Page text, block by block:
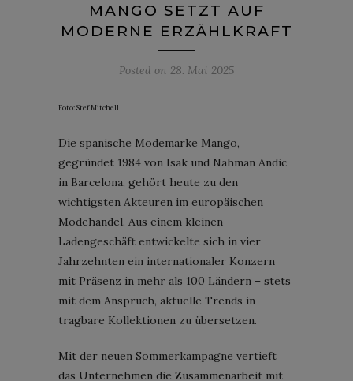
MANGO SETZT AUF
MODERNE ERZÄHLKRAFT
Posted on 28. Mai 2025
Foto: Stef Mitchell
Die spanische Modemarke Mango,
gegründet 1984 von Isak und Nahman Andic
in Barcelona, gehört heute zu den
wichtigsten Akteuren im europäischen
Modehandel. Aus einem kleinen
Ladengeschäft entwickelte sich in vier
Jahrzehnten ein internationaler Konzern
mit Präsenz in mehr als 100 Ländern – stets
mit dem Anspruch, aktuelle Trends in
tragbare Kollektionen zu übersetzen.
Mit der neuen Sommerkampagne vertieft
das Unternehmen die Zusammenarbeit mit